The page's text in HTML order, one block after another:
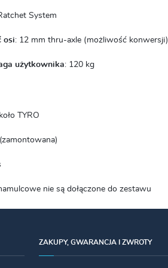
System
osi:12 mm thru-axle (możliwość konwersji)
użytkownika:120 kg
TYRO
nie są dołączone do zestawu
ZAKUPY, GWARANCJA I ZWROTY